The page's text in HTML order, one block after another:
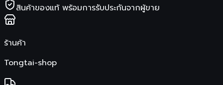
สินค้าของแท้ พร้อมการรับประกันจากผู้ขาย
ร้านค้า
Tongtai-shop